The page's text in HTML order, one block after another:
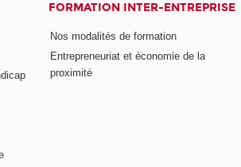
FORMATION INTER-ENTREPRISE
Nos modalités de formation
Entrepreneuriat et économie de la
proximité